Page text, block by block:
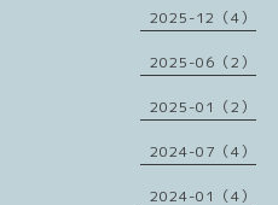
2025-12（4）
2025-06（2）
2025-01（2）
2024-07（4）
2024-01（4）